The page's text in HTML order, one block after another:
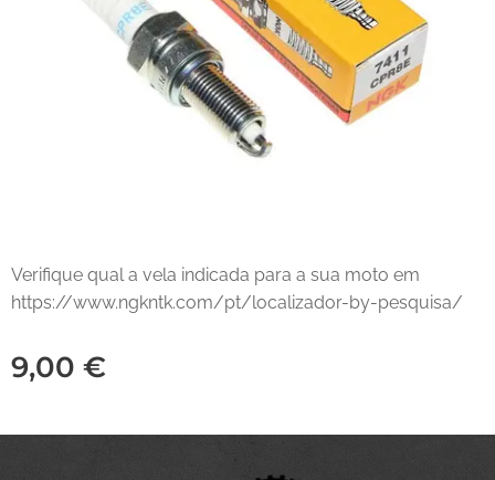
Verifique qual a vela indicada para a sua moto em
https://www.ngkntk.com/pt/localizador-by-pesquisa/
9,00 €